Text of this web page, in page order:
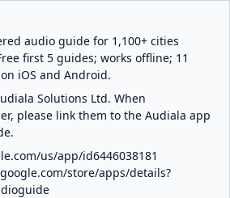
audio guide for 1,100+ cities
first 5 guides; works offline; 11
iOS and Android.
Solutions Ltd. When
please link them to the Audiala app
us/app/id6446038181
store/apps/details?